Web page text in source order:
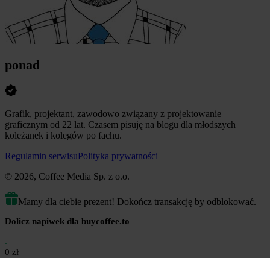
ponad
Grafik, projektant, zawodowo związany z projektowanie
graficznym od 22 lat. Czasem pisuję na blogu dla młodszych
koleżanek i kolegów po fachu.
Regulamin serwisuPolityka prywatności
© 2026, Coffee Media Sp. z o.o.
Mamy dla ciebie prezent! Dokończ transakcję by odblokować.
Dolicz napiwek dla buycoffee.to
0 zł